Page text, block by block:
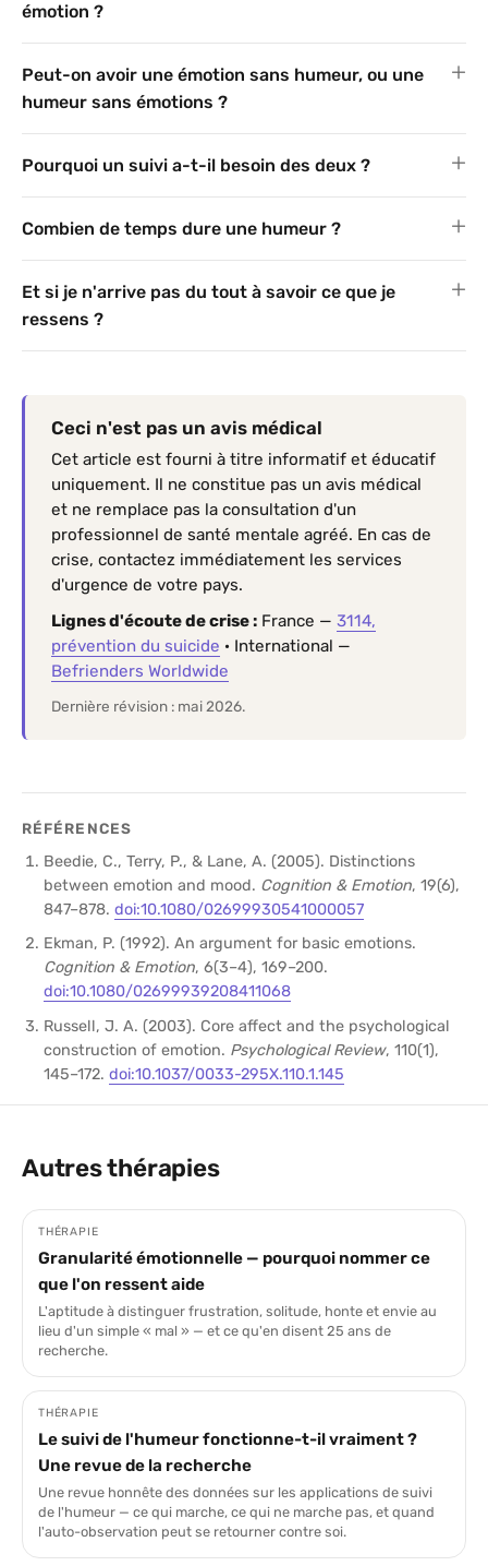
émotion ?
Peut-on avoir une émotion sans humeur, ou une
humeur sans émotions ?
Pourquoi un suivi a-t-il besoin des deux ?
Combien de temps dure une humeur ?
Et si je n'arrive pas du tout à savoir ce que je
ressens ?
Ceci n'est pas un avis médical
Cet article est fourni à titre informatif et éducatif
uniquement. Il ne constitue pas un avis médical
et ne remplace pas la consultation d'un
professionnel de santé mentale agréé. En cas de
crise, contactez immédiatement les services
d'urgence de votre pays.
Lignes d'écoute de crise : France — 3114,
prévention du suicide · International —
Befrienders Worldwide
Dernière révision : mai 2026.
RÉFÉRENCES
Beedie, C., Terry, P., & Lane, A. (2005). Distinctions
between emotion and mood. Cognition & Emotion, 19(6),
847–878. doi:10.1080/02699930541000057
Ekman, P. (1992). An argument for basic emotions.
Cognition & Emotion, 6(3–4), 169–200.
doi:10.1080/02699939208411068
Russell, J. A. (2003). Core affect and the psychological
construction of emotion. Psychological Review, 110(1),
145–172. doi:10.1037/0033-295X.110.1.145
Autres thérapies
THÉRAPIE
Granularité émotionnelle — pourquoi nommer ce
que l'on ressent aide
L'aptitude à distinguer frustration, solitude, honte et envie au
lieu d'un simple « mal » — et ce qu'en disent 25 ans de
recherche.
THÉRAPIE
Le suivi de l'humeur fonctionne-t-il vraiment ?
Une revue de la recherche
Une revue honnête des données sur les applications de suivi
de l'humeur — ce qui marche, ce qui ne marche pas, et quand
l'auto-observation peut se retourner contre soi.